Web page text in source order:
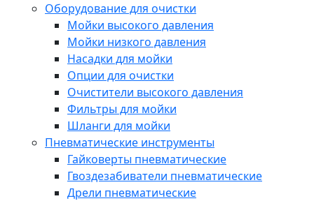
Оборудование для очистки
Мойки высокого давления
Мойки низкого давления
Насадки для мойки
Опции для очистки
Очистители высокого давления
Фильтры для мойки
Шланги для мойки
Пневматические инструменты
Гайковерты пневматические
Гвоздезабиватели пневматические
Дрели пневматические